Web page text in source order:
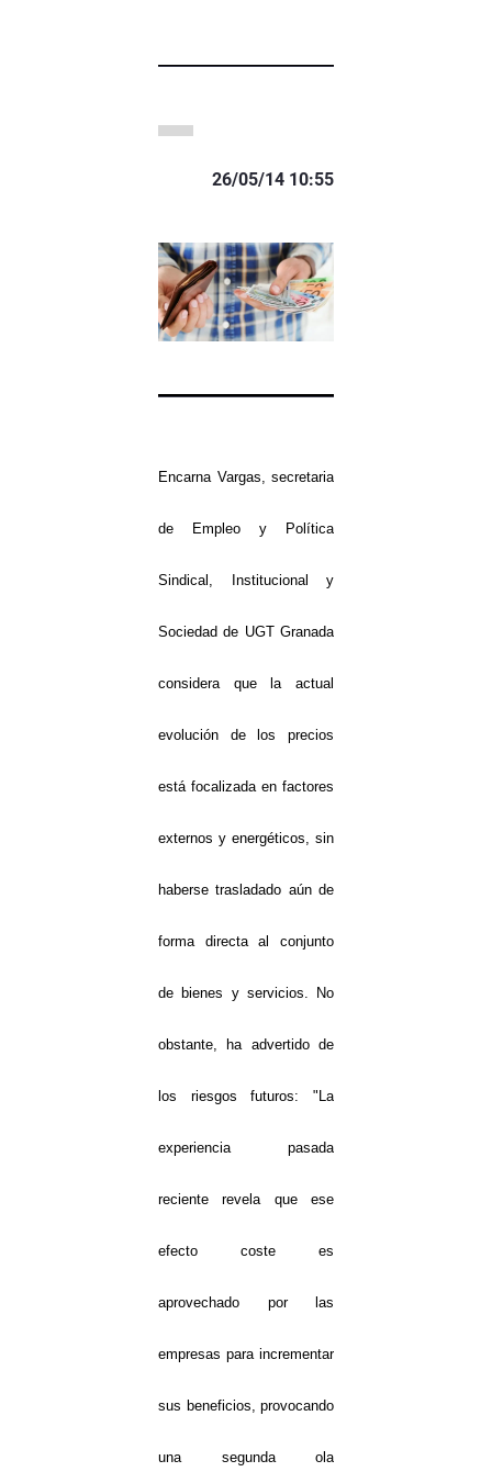
26/05/14 10:55
Encarna Vargas, secretaria
de Empleo y Política
Sindical, Institucional y
Sociedad de UGT Granada
considera que la actual
evolución de los precios
está focalizada en factores
externos y energéticos, sin
haberse trasladado aún de
forma directa al conjunto
de bienes y servicios. No
obstante, ha advertido de
los riesgos futuros: "La
experiencia pasada
reciente revela que ese
efecto coste es
aprovechado por las
empresas para incrementar
sus beneficios, provocando
una segunda ola